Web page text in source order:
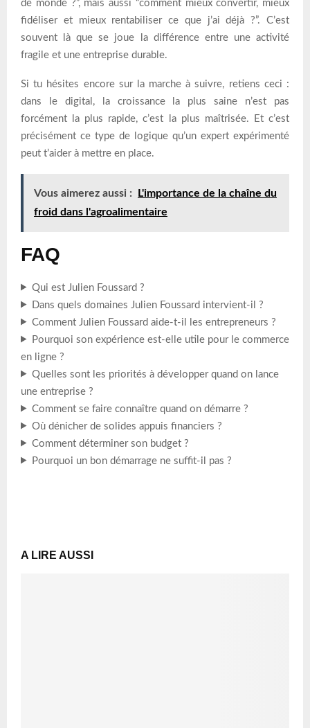
de monde ?”, mais aussi “comment mieux convertir, mieux
fidéliser et mieux rentabiliser ce que j’ai déjà ?”. C’est
souvent là que se joue la différence entre une activité
fragile et une entreprise durable.
Si tu hésites encore sur la marche à suivre, retiens ceci :
dans le digital, la croissance la plus saine n’est pas
forcément la plus rapide, c’est la plus maîtrisée. Et c’est
précisément ce type de logique qu’un expert expérimenté
peut t’aider à mettre en place.
Vous aimerez aussi :
L'importance de la chaîne du
froid dans l'agroalimentaire
FAQ
Qui est Julien Foussard ?
Dans quels domaines Julien Foussard intervient-il ?
Comment Julien Foussard aide-t-il les entrepreneurs ?
Pourquoi son expérience est-elle utile pour le commerce
en ligne ?
Quelles sont les priorités à développer quand on lance
une entreprise ?
Comment se faire connaître quand on démarre ?
Où dénicher de solides appuis financiers ?
Comment déterminer son budget ?
Pourquoi un bon démarrage ne suffit-il pas ?
A LIRE AUSSI